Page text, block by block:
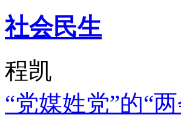
社会民生
程凯
“党媒姓党”的“